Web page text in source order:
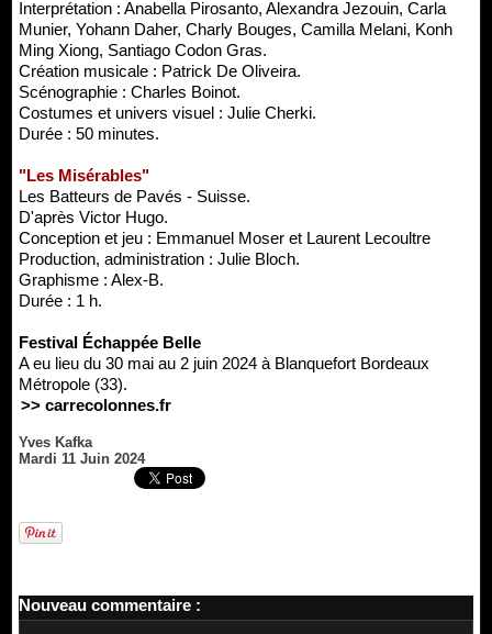
Interprétation : Anabella Pirosanto, Alexandra Jezouin, Carla
Munier, Yohann Daher, Charly Bouges, Camilla Melani, Konh
Ming Xiong, Santiago Codon Gras.
Création musicale : Patrick De Oliveira.
Scénographie : Charles Boinot.
Costumes et univers visuel : Julie Cherki.
Durée : 50 minutes.
"Les Misérables"
Les Batteurs de Pavés - Suisse.
D'après Victor Hugo.
Conception et jeu : Emmanuel Moser et Laurent Lecoultre
Production, administration : Julie Bloch.
Graphisme : Alex-B.
Durée : 1 h.
Festival Échappée Belle
A eu lieu du 30 mai au 2 juin 2024 à Blanquefort Bordeaux
Métropole (33).
>> carrecolonnes.fr
Yves Kafka
Mardi 11 Juin 2024
Nouveau commentaire :